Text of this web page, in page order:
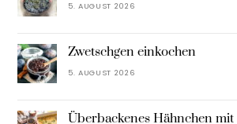
5. AUGUST 2026
Zwetschgen einkochen
5. AUGUST 2026
Überbackenes Hähnchen mit